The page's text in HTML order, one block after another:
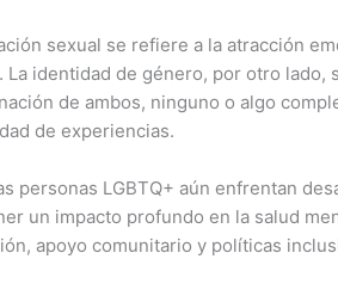
sexual se refiere a la atracción
identidad de género, por otro lado,
de ambos, ninguno o algo
de experiencias.
personas LGBTQ+ aún enfrentan
un impacto profundo en la salud
apoyo comunitario y políticas